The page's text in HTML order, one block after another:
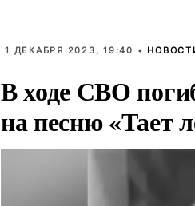
1 ДЕКАБРЯ 2023, 19:40 •
В ходе СВО
на песню «Тает